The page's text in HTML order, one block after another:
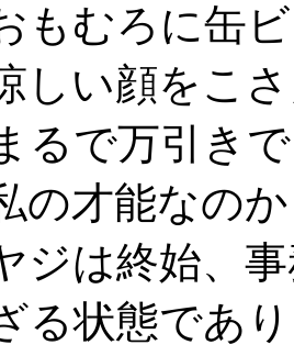
もむろに缶
しい顔をこ
るで万引き
の才能なの
ジは終始、
る状態であ